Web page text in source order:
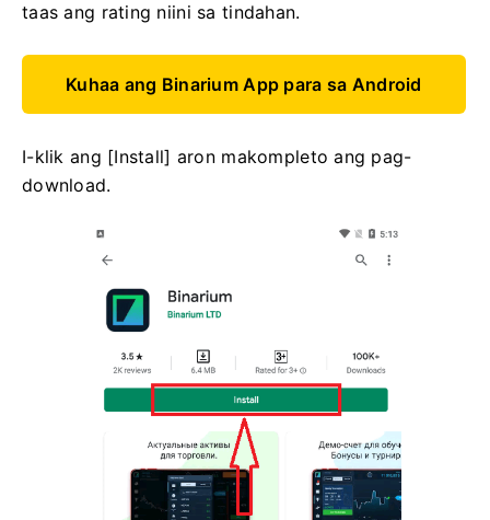
taas ang rating niini sa tindahan.
Kuhaa ang Binarium App para sa Android
I-klik ang [Install] aron makompleto ang pag-
download.